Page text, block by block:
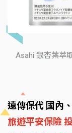
Asahi 銀杏葉萃
遠傳保代 國內
旅遊平安保險